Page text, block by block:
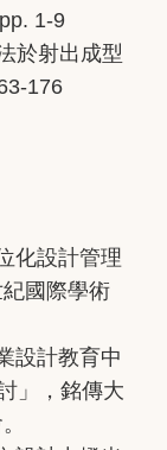
1-9
於射出成型
176
化設計管理
國際學術
設計教育中
」，銘傳大